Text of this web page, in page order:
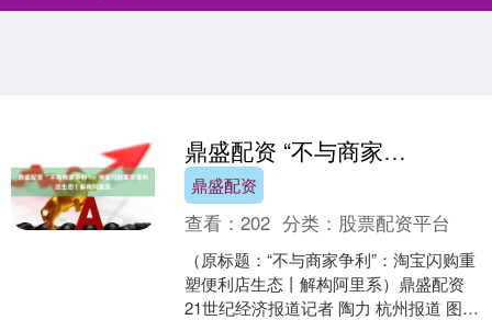
鼎盛配资 “不与商家争利”：淘宝闪购重塑便利店生态丨解构阿里系
鼎盛配资
查看：202 分类： 股票配资平台
（原标题：“不与商家争利”：淘宝闪购重
塑便利店生态丨解构阿里系）鼎盛配资
21世纪经济报道记者 陶力 杭州报道 图为